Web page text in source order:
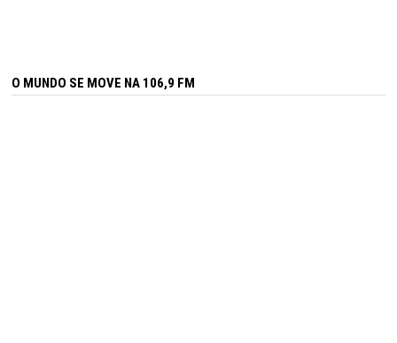
O MUNDO SE MOVE NA 106,9 FM